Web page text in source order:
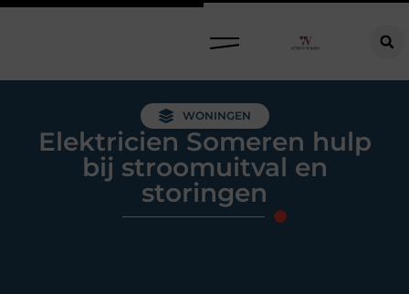
WONINGEN
Elektricien Someren hulp
bij stroomuitval en
storingen